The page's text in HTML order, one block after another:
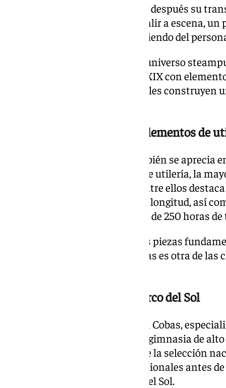
Los propios artistas completan después su
maquilla a sí mismo antes de salir a escena,
40 minutos y dos horas dependiendo del
La estética de ‹Kurios› bebe del universo
Revolución Industrial del siglo XIX con
mecanismos y diseños imposibles construyen
En ‹Kurios› se utilizan 464 elementos de
Esa obsesión por el detalle también se aprecia
‹Kurios› utiliza 464 elementos de utilería, la
espectáculo del Circo del Sol. Entre ellos
kilos y más de cuatro metros de longitud, así
construcción requirió alrededor de 250 horas
Pero si el vestuario es una de las piezas
preparación física de sus artistas es otra de las
De la gimnasia de élite al Circo del Sol
Entre ellos se encuentra Darián Cobas,
cubano dedicó quince años a la gimnasia de
mundo del circo. Formó parte de la selección
país en competiciones internacionales antes
terminaría llevándole al Circo del Sol.